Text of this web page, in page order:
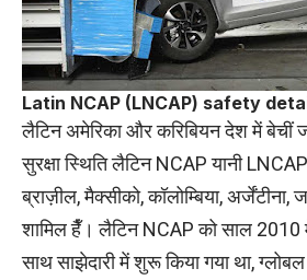
Latin NCAP (LNCAP) safety
लैटिन अमेरिका और करिबियन देश में बेचीं
सुरक्षा स्थिति लैटिन NCAP यानी LNCAP
ब्राज़ील, मैक्सीको, कॉलोम्बिया,
शामिल हैँ। लैटिन NCAP को साल
साथ साझेदारी में शुरू किया गया था,